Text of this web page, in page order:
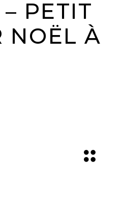
PETIT
NOËL À